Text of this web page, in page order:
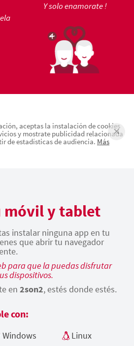
Y solo enamorate !
aceptas la instalación de cookies
y mostrate publicidad relacionada
de estadísticas de audiencia. Más
móvil y tablet
instalar ninguna app en tu
que abrir tu navegador
para que la puedas disfrutar
dispositivos.
en 2son2, estés donde estés.
con:
Windows
Linux